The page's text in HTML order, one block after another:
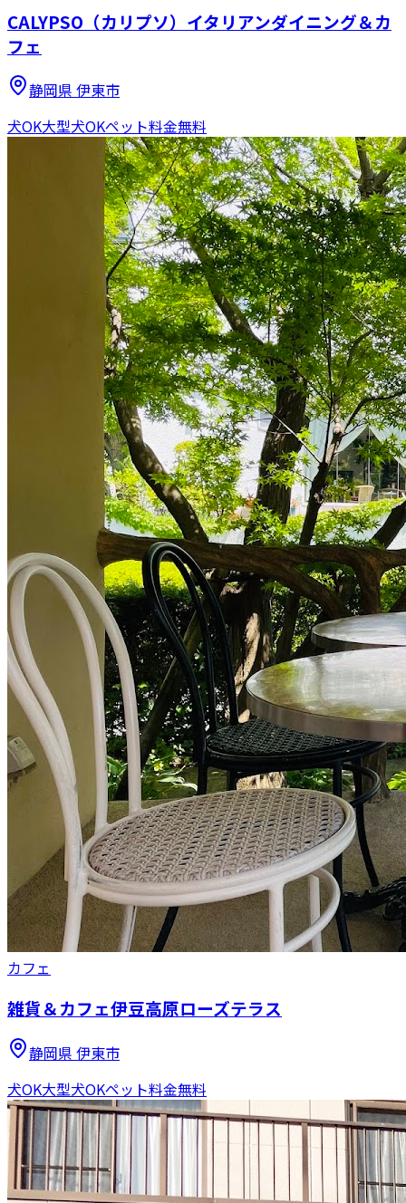
CALYPSO（カリプソ）イタリアンダイニング＆カ
フェ
静岡県 伊東市
犬OK大型犬OKペット料金無料
カフェ
雑貨＆カフェ伊豆高原ローズテラス
静岡県 伊東市
犬OK大型犬OKペット料金無料